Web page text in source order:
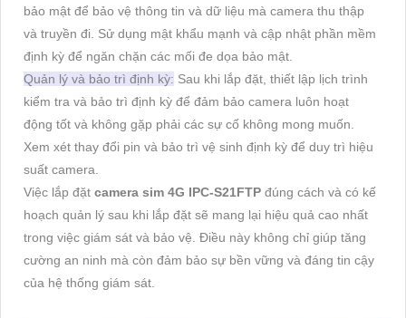
bảo mật để bảo vệ thông tin và dữ liệu mà camera thu thập
và truyền đi. Sử dụng mật khẩu mạnh và cập nhật phần mềm
định kỳ để ngăn chặn các mối đe dọa bảo mật.
Quản lý và bảo trì định kỳ: Sau khi lắp đặt, thiết lập lịch trình
kiểm tra và bảo trì định kỳ để đảm bảo camera luôn hoạt
động tốt và không gặp phải các sự cố không mong muốn.
Xem xét thay đổi pin và bảo trì vệ sinh định kỳ để duy trì hiệu
suất camera.
Việc lắp đặt camera sim 4G IPC-S21FTP đúng cách và có kế
hoạch quản lý sau khi lắp đặt sẽ mang lại hiệu quả cao nhất
trong việc giám sát và bảo vệ. Điều này không chỉ giúp tăng
cường an ninh mà còn đảm bảo sự bền vững và đáng tin cậy
của hệ thống giám sát.